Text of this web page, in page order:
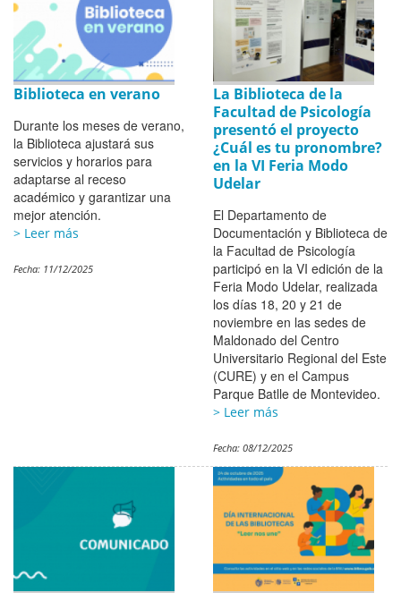
Biblioteca en verano
Durante los meses de verano,
la Biblioteca ajustará sus
servicios y horarios para
adaptarse al receso
académico y garantizar una
mejor atención.
> Leer más
Fecha: 11/12/2025
La Biblioteca de la
Facultad de Psicología
presentó el proyecto
¿Cuál es tu pronombre?
en la VI Feria Modo
Udelar
El Departamento de
Documentación y Biblioteca de
la Facultad de Psicología
participó en la VI edición de la
Feria Modo Udelar, realizada
los días 18, 20 y 21 de
noviembre en las sedes de
Maldonado del Centro
Universitario Regional del Este
(CURE) y en el Campus
Parque Batlle de Montevideo.
> Leer más
Fecha: 08/12/2025